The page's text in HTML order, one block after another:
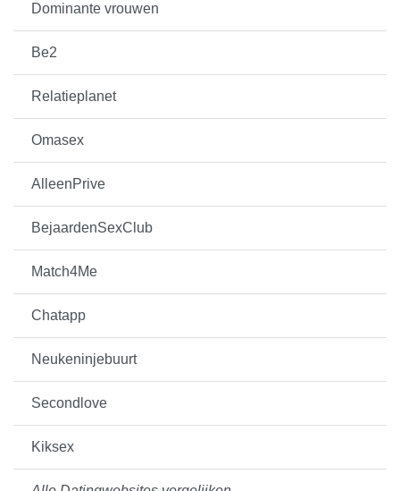
Dominante vrouwen
Be2
Relatieplanet
Omasex
AlleenPrive
BejaardenSexClub
Match4Me
Chatapp
Neukeninjebuurt
Secondlove
Kiksex